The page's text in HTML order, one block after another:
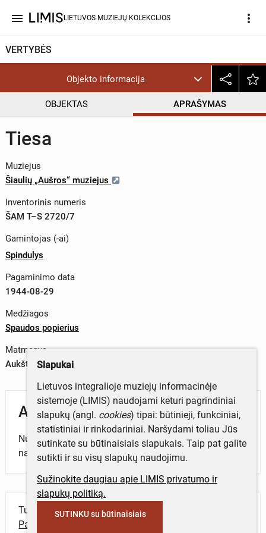
menu LIETUVOS MUZIEJŲ KOLEKCIJOS more_vert
VERTYBĖS
Objekto informacija
OBJEKTAS APRAŠYMAS
Tiesa
Muziejus
Šiaulių „Aušros“ muziejus
Inventorinis numeris
ŠAM T–S 2720/7
Gamintojas (-ai)
Spindulys
Pagaminimo data
1944-08-29
Medžiagos
Spaudos popierius
Matmenys
Aukštis x plotis – 46,6 x 31,2 cm
Aprašymas
Numeryje spausdinamos miesto, šalies, pasaulio
naujienos, skelbimai.
Turite daugiau informacijos apie objektą?
Parašykite mums!
Slapukai
Lietuvos integralioje muziejų informacinėje
sistemoje (LIMIS) naudojami keturi pagrindiniai
slapukų (angl. cookies) tipai: būtinieji, funkciniai,
statistiniai ir rinkodariniai. Naršydami toliau Jūs
sutinkate su būtinaisiais slapukais. Taip pat galite
sutikti ir su visų slapukų naudojimu.
Sužinokite daugiau apie LIMIS privatumo ir
slapukų politiką.
SUTINKU su būtinaisiais